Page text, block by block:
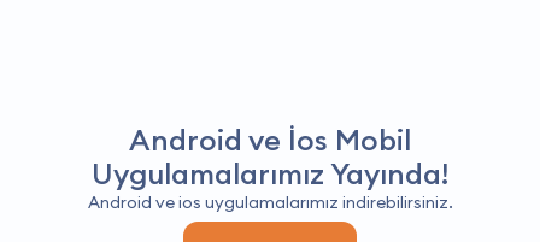
Android ve İos Mobil
Uygulamalarımız Yayında!
Android ve ios uygulamalarımız indirebilirsiniz.